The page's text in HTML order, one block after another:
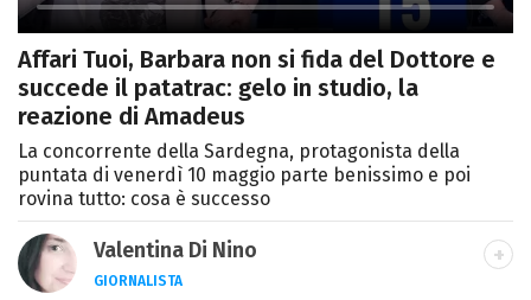
Affari Tuoi, Barbara non si fida del Dottore e
succede il patatrac: gelo in studio, la
reazione di Amadeus
La concorrente della Sardegna, protagonista della
puntata di venerdì 10 maggio parte benissimo e poi
rovina tutto: cosa è successo
Valentina Di Nino
GIORNALISTA